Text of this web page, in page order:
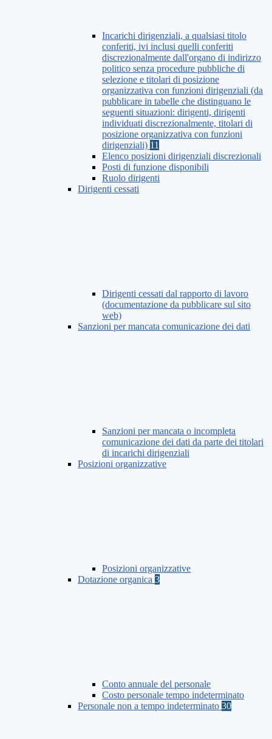
Incarichi dirigenziali, a qualsiasi titolo
conferiti, ivi inclusi quelli conferiti
discrezionalmente dall'organo di indirizzo
politico senza procedure pubbliche di
selezione e titolari di posizione
organizzativa con funzioni dirigenziali (da
pubblicare in tabelle che distinguano le
seguenti situazioni: dirigenti, dirigenti
individuati discrezionalmente, titolari di
posizione organizzativa con funzioni
dirigenziali) 11
Elenco posizioni dirigenziali discrezionali
Posti di funzione disponibili
Ruolo dirigenti
Dirigenti cessati
Dirigenti cessati dal rapporto di lavoro
(documentazione da pubblicare sul sito
web)
Sanzioni per mancata comunicazione dei dati
Sanzioni per mancata o incompleta
comunicazione dei dati da parte dei titolari
di incarichi dirigenziali
Posizioni organizzative
Posizioni organizzative
Dotazione organica 3
Conto annuale del personale
Costo personale tempo indeterminato
Personale non a tempo indeterminato 30